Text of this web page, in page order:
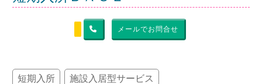
メールでお問合せ
短期入所 施設入居型サービス